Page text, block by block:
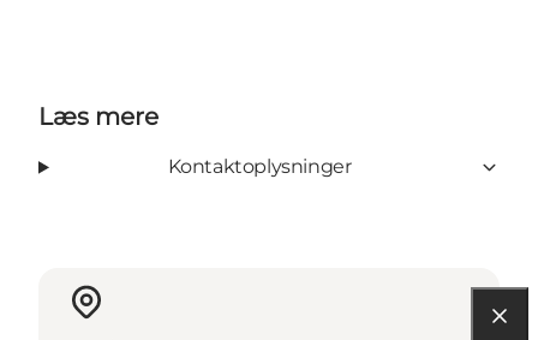
Læs mere
Kontaktoplysninger